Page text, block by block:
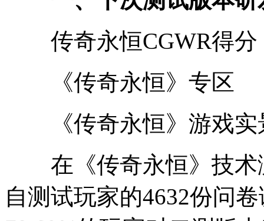
传奇永恒CGWR得分
《传奇永恒》专区
《传奇永恒》游戏实
在《传奇永恒》技术
自测试玩家的4632份问